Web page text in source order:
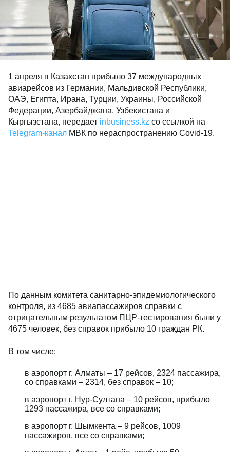
1 апреля в Казахстан прибыло 37 международных
авиарейсов из Германии, Мальдивской Республики,
ОАЭ, Египта, Ирана, Турции, Украины, Российской
Федерации, Азербайджана, Узбекистана и
Кыргызстана, передает inbusiness.kz со ссылкой на
Telegram-канал МВК по нераспространению Covid-19.
По данным комитета санитарно-эпидемиологического
контроля, из 4685 авиапассажиров справки с
отрицательным результатом ПЦР-тестирования были у
4675 человек, без справок прибыло 10 граждан РК.
В том числе:
в аэропорт г. Алматы – 17 рейсов, 2324 пассажира,
со справками – 2314, без справок – 10;
в аэропорт г. Нур-Султана – 10 рейсов, прибыло
1293 пассажира, все со справками;
в аэропорт г. Шымкента – 9 рейсов, 1009
пассажиров, все со справками;